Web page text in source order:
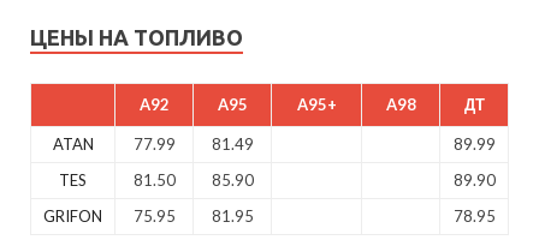
ЦЕНЫ НА ТОПЛИВО
A92 A95 A95+ A98 ДТ
ATAN 77.99 81.49
89.99
TES
81.50 85.90
89.90
GRIFON
75.95 81.95 78.95